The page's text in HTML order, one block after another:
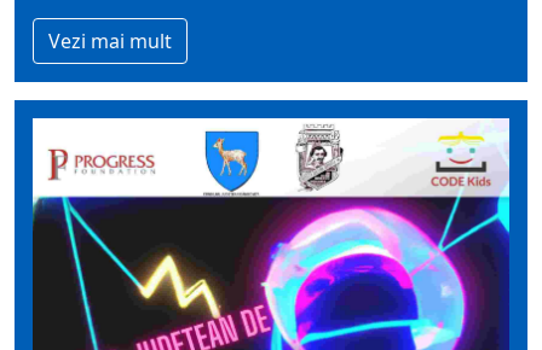
Vezi mai mult